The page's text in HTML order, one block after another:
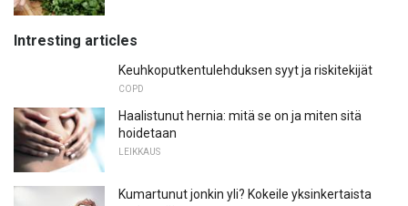
Intresting articles
Keuhkoputkentulehduksen syyt ja riskitekijät
COPD
Haalistunut hernia: mitä se on ja miten sitä
hoidetaan
LEIKKAUS
Kumartunut jonkin yli? Kokeile yksinkertaista